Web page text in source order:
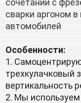
Особенности:
1.
трехкулачковый
вертикальность
2. Мы